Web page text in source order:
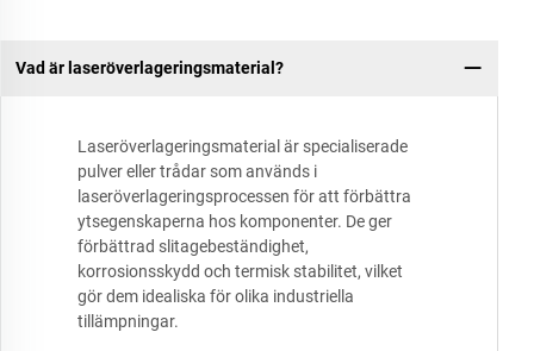
Vad är laseröverlageringsmaterial?
Laseröverlageringsmaterial är specialiserade
pulver eller trådar som används i
laseröverlageringsprocessen för att förbättra
ytsegenskaperna hos komponenter. De ger
förbättrad slitagebeständighet,
korrosionsskydd och termisk stabilitet, vilket
gör dem idealiska för olika industriella
tillämpningar.